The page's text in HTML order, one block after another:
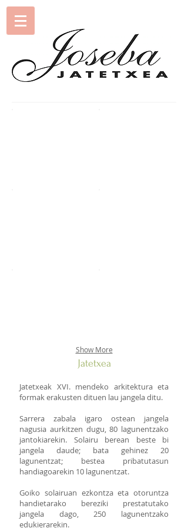
Show More
Jatetxea
Jatetxeak XVI. mendeko arkitektura eta
formak erakusten dituen lau jangela ditu.
Sarrera zabala igaro ostean jangela
nagusia aurkitzen dugu, 80 lagunentzako
jantokiarekin. Solairu berean beste bi
jangela daude; bata gehinez 20
lagunentzat; bestea pribatutasun
handiagoarekin 10 lagunentzat.
Goiko solairuan ezkontza eta otoruntza
handietarako bereziki prestatutako
jangela dago, 250 lagunentzako
edukierarekin.